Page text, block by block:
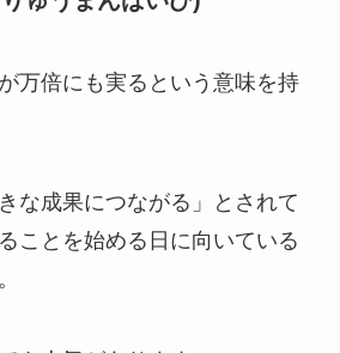
万倍にも実るという意味を持
な成果につながる」とされて
ことを始める日に向いている